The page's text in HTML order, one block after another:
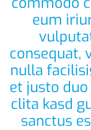
eum
consequat,
nulla
et justo
clita kasd
sanctus